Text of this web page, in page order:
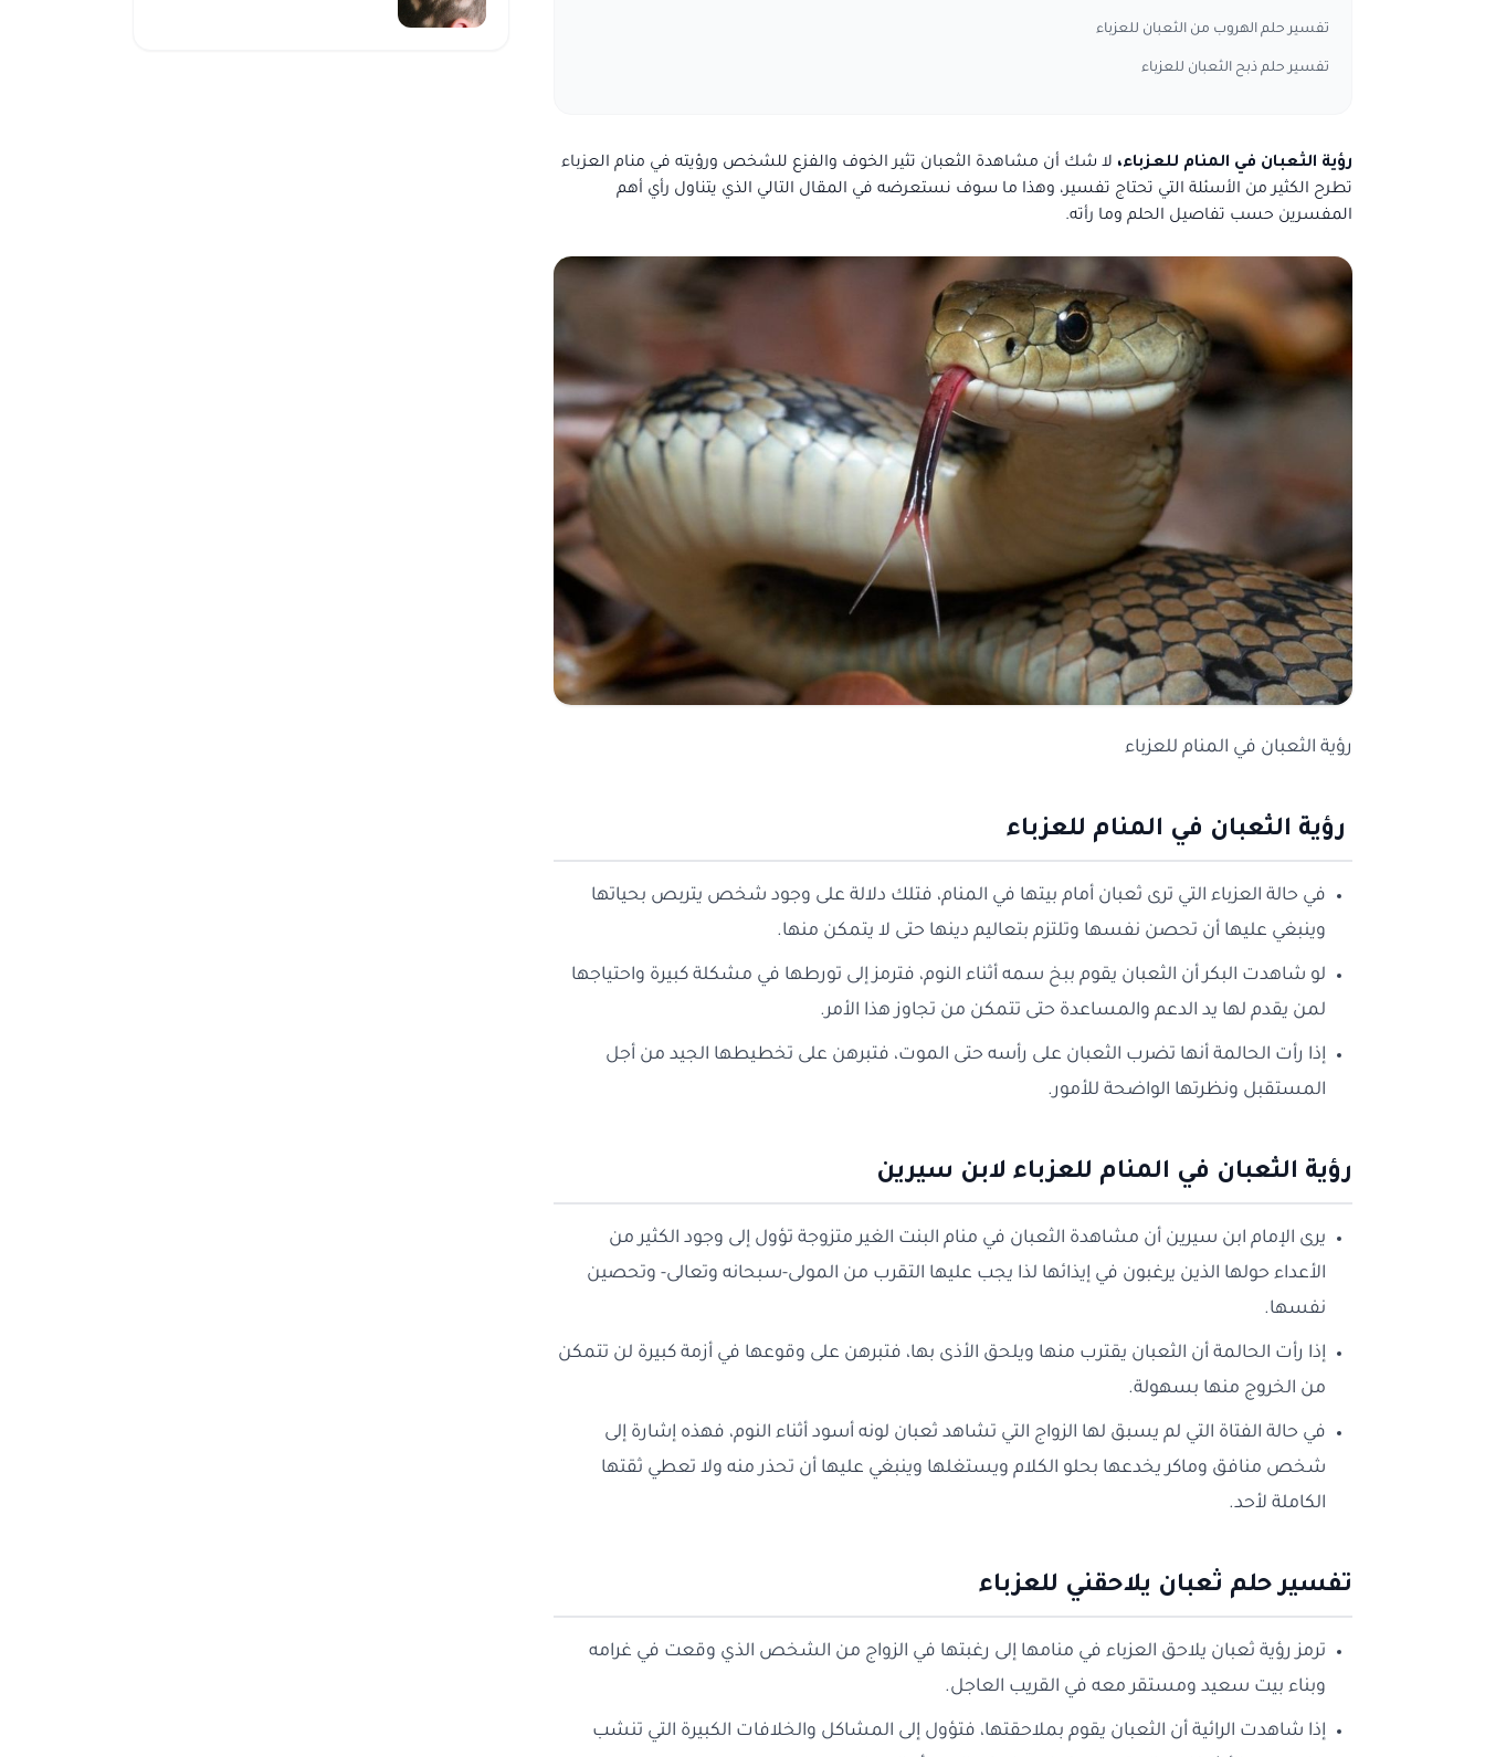
تفسير حلم الهروب من الثعبان للعزباء
تفسير حلم ذبح الثعبان للعزباء
رؤية الثعبان في المنام للعزباء، لا شك أن مشاهدة الثعبان تثير الخوف والفزع للشخص ورؤيته في منام العزباء
تطرح الكثير من الأسئلة التي تحتاج تفسير، وهذا ما سوف نستعرضه في المقال التالي الذي يتناول رأي أهم
المفسرين حسب تفاصيل الحلم وما رأته.
رؤية الثعبان في المنام للعزباء
رؤية الثعبان في المنام للعزباء
في حالة العزباء التي ترى ثعبان أمام بيتها في المنام، فتلك دلالة على وجود شخص يتربص بحياتها
وينبغي عليها أن تحصن نفسها وتلتزم بتعاليم دينها حتى لا يتمكن منها.
لو شاهدت البكر أن الثعبان يقوم ببخ سمه أثناء النوم، فترمز إلى تورطها في مشكلة كبيرة واحتياجها
لمن يقدم لها يد الدعم والمساعدة حتى تتمكن من تجاوز هذا الأمر.
إذا رأت الحالمة أنها تضرب الثعبان على رأسه حتى الموت، فتبرهن على تخطيطها الجيد من أجل
المستقبل ونظرتها الواضحة للأمور.
رؤية الثعبان في المنام للعزباء لابن سيرين
يرى الإمام ابن سيرين أن مشاهدة الثعبان في منام البنت الغير متزوجة تؤول إلى وجود الكثير من
الأعداء حولها الذين يرغبون في إيذائها لذا يجب عليها التقرب من المولى-سبحانه وتعالى- وتحصين
نفسها.
إذا رأت الحالمة أن الثعبان يقترب منها ويلحق الأذى بها، فتبرهن على وقوعها في أزمة كبيرة لن تتمكن
من الخروج منها بسهولة.
في حالة الفتاة التي لم يسبق لها الزواج التي تشاهد ثعبان لونه أسود أثناء النوم، فهذه إشارة إلى
شخص منافق وماكر يخدعها بحلو الكلام ويستغلها وينبغي عليها أن تحذر منه ولا تعطي ثقتها
الكاملة لأحد.
تفسير حلم ثعبان يلاحقني للعزباء
ترمز رؤية ثعبان يلاحق العزباء في منامها إلى رغبتها في الزواج من الشخص الذي وقعت في غرامه
وبناء بيت سعيد ومستقر معه في القريب العاجل.
إذا شاهدت الرائية أن الثعبان يقوم بملاحقتها، فتؤول إلى المشاكل والخلافات الكبيرة التي تنشب